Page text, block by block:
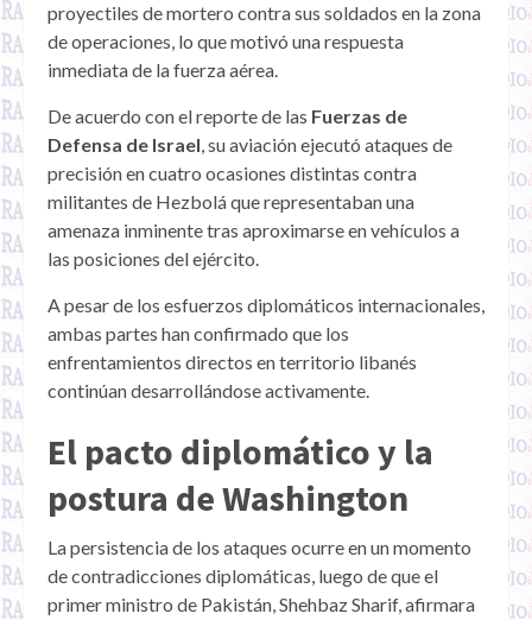
proyectiles de mortero contra sus soldados en la zona
de operaciones, lo que motivó una respuesta
inmediata de la fuerza aérea.
De acuerdo con el reporte de las Fuerzas de
Defensa de Israel, su aviación ejecutó ataques de
precisión en cuatro ocasiones distintas contra
militantes de Hezbolá que representaban una
amenaza inminente tras aproximarse en vehículos a
las posiciones del ejército.
A pesar de los esfuerzos diplomáticos internacionales,
ambas partes han confirmado que los
enfrentamientos directos en territorio libanés
continúan desarrollándose activamente.
El pacto diplomático y la
postura de Washington
La persistencia de los ataques ocurre en un momento
de contradicciones diplomáticas, luego de que el
primer ministro de Pakistán, Shehbaz Sharif, afirmara